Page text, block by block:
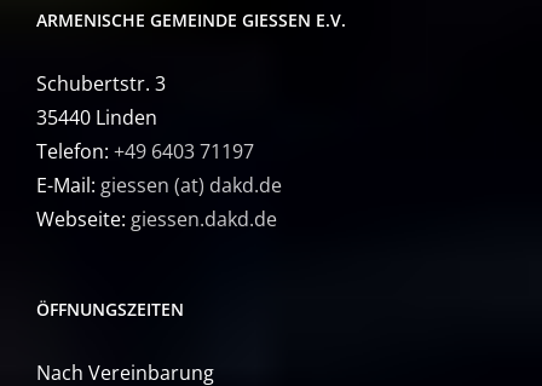
ARMENISCHE GEMEINDE GIESSEN E.V.
Schubertstr. 3
35440 Linden
Telefon: +49 6403 71197
E-Mail: giessen (at) dakd.de
Webseite: giessen.dakd.de
ÖFFNUNGSZEITEN
Nach Vereinbarung